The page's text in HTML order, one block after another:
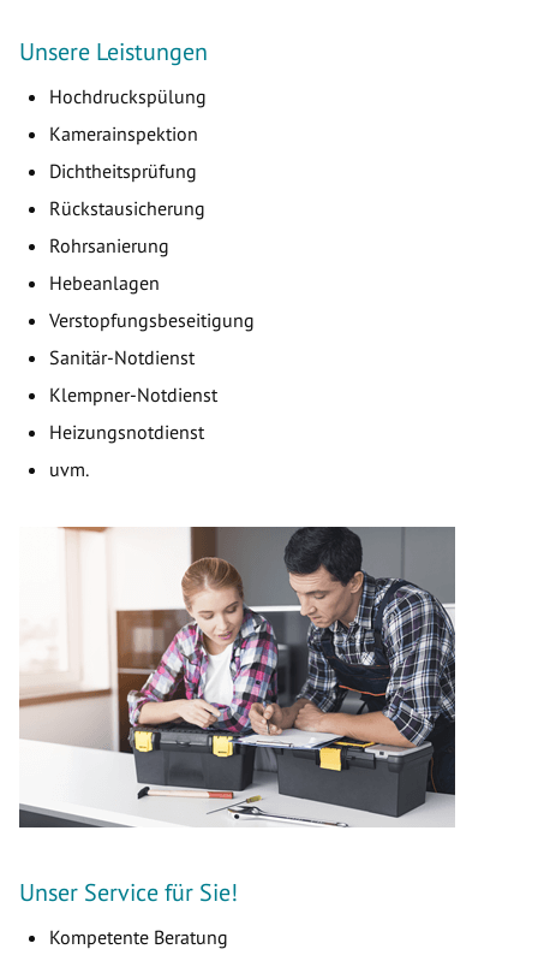
Unsere Leistungen
Hochdruckspülung
Kamerainspektion
Dichtheitsprüfung
Rückstausicherung
Rohrsanierung
Hebeanlagen
Verstopfungsbeseitigung
Sanitär-Notdienst
Klempner-Notdienst
Heizungsnotdienst
uvm.
Unser Service für Sie!
Kompetente Beratung